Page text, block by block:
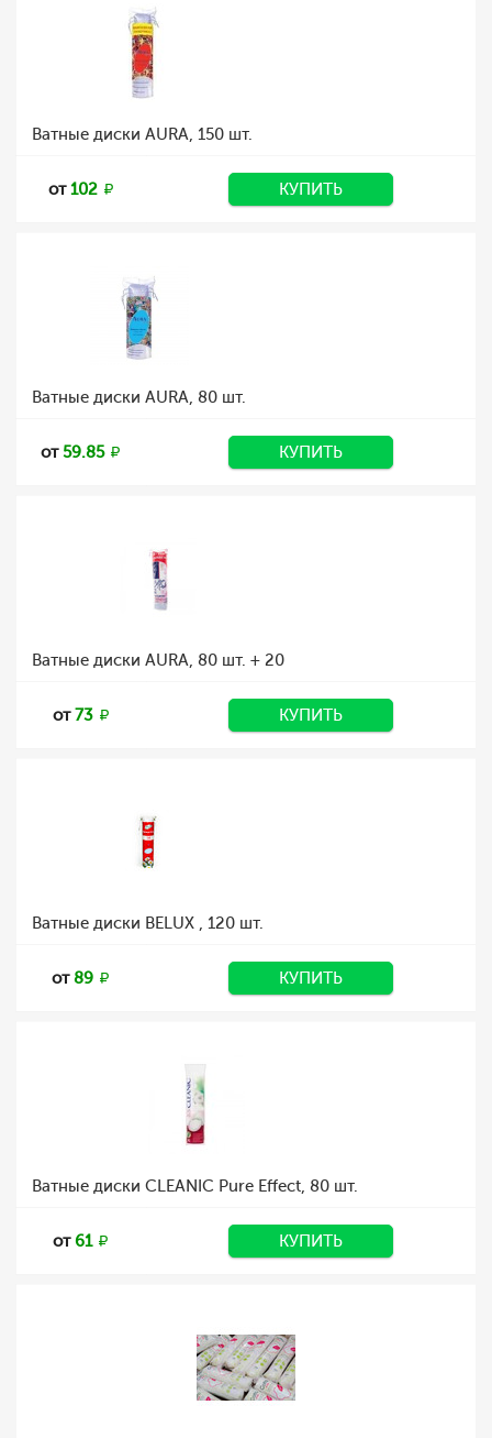
Ватные диски AURA, 150 шт.
от102 КУПИТЬ
Ватные диски AURA, 80 шт.
от59.85 КУПИТЬ
Ватные диски AURА, 80 шт. + 20
от73 КУПИТЬ
Ватные диски BELUX , 120 шт.
от89 КУПИТЬ
Ватные диски CLEANIC Pure Effect, 80 шт.
от61 КУПИТЬ